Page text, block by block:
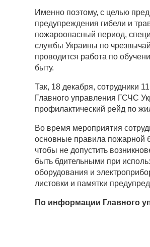
Именно поэтому, с целью
предупреждения гибели и
пожароопасный период,
службы Украины по
проводится работа по
быту.
Так, 18 декабря, сотрудники
Главного управления ГСЧС
профилактический рейд по
Во время мероприятия
основные правила пожарной
чтобы не допустить
быть бдительными при
оборудования и
листовки и памятки
По информации Главного